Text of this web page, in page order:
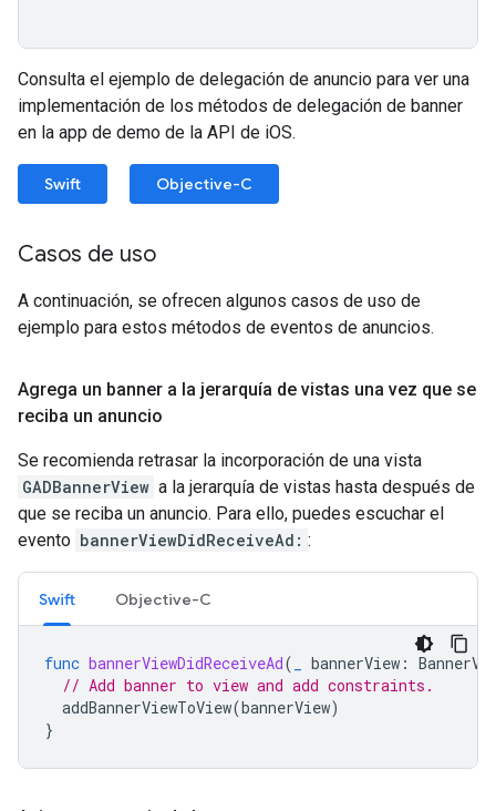
Consulta el ejemplo de delegación de anuncio para ver una
implementación de los métodos de delegación de banner
en la app de demo de la API de iOS.
Swift Objective-C
Casos de uso
A continuación, se ofrecen algunos casos de uso de
ejemplo para estos métodos de eventos de anuncios.
Agrega un banner a la jerarquía de vistas una vez que se
reciba un anuncio
Se recomienda retrasar la incorporación de una vista
GADBannerView a la jerarquía de vistas hasta después de
que se reciba un anuncio. Para ello, puedes escuchar el
evento bannerViewDidReceiveAd: :
Swift Objective-C
func bannerViewDidReceiveAd( bannerView :
// Add banner to view and add constraints.
addBannerViewToView(bannerView)
}